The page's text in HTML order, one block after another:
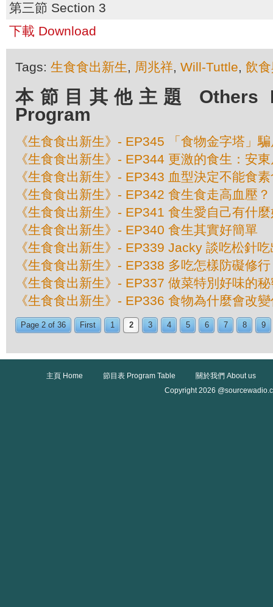
第三節 Section 3
下載 Download
Tags: 生食食出新生, 周兆祥, Will-Tuttle, 飲
本節目其他主題 Others
Program
《生食食出新生》- EP345 「食物金字塔」
《生食食出新生》- EP344 更激的食生：安
《生食食出新生》- EP343 血型決定不能食
《生食食出新生》- EP342 食生食走高血壓？
《生食食出新生》- EP341 食生愛自己有什
《生食食出新生》- EP340 食生其實好簡單
《生食食出新生》- EP339 Jacky 談吃松針
《生食食出新生》- EP338 多吃怎樣防礙修行
《生食食出新生》- EP337 做菜特別好味的
《生食食出新生》- EP336 食物為什麼會改
Page 2 of 36 First 1 2 3 4 5 6 7 8 9
主頁 Home 節目表 Program Table
關於我們 About us
Copyright 2026